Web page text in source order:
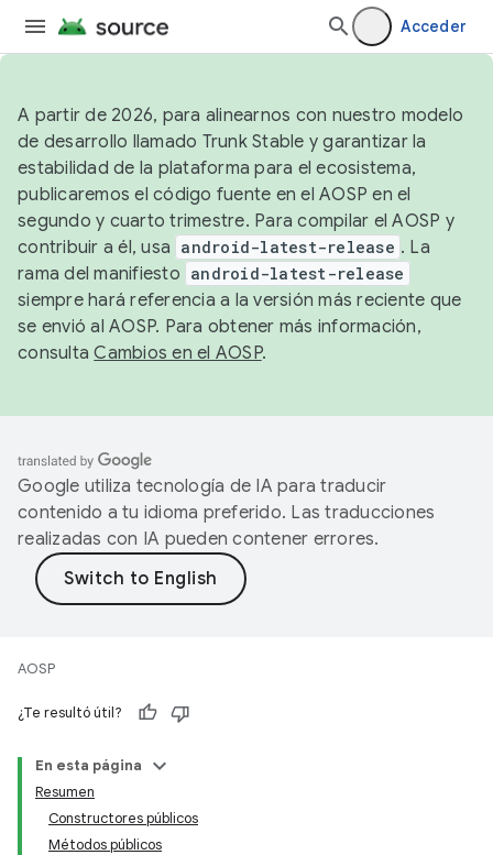
Acceder
A partir de 2026, para alinearnos con nuestro modelo
de desarrollo llamado Trunk Stable y garantizar la
estabilidad de la plataforma para el ecosistema,
publicaremos el código fuente en el AOSP en el
segundo y cuarto trimestre. Para compilar el AOSP y
contribuir a él, usa android-latest-release . La
rama del manifiesto android-latest-release
siempre hará referencia a la versión más reciente que
se envió al AOSP. Para obtener más información,
consultaCambios en el AOSP.
Google utiliza tecnología de IA para traducir
contenido a tu idioma preferido. Las traducciones
realizadas con IA pueden contener errores.
AOSP
¿Te resultó útil?
En esta página
Resumen
Constructores públicos
Métodos públicos